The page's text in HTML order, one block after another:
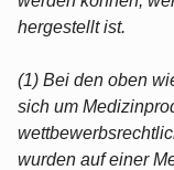
hergestellt ist.
(1) Bei den oben
sich um
wurden auf einer